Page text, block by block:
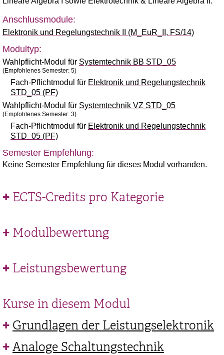
Anschlussmodule:
Elektronik und Regelungstechnik II (M_EuR_II, FS/14)
Modultyp:
Wahlpflicht-Modul für Systemtechnik BB STD_05
(Empfohlenes Semester: 5)
Fach-Pflichtmodul für Elektronik und Regelungstechnik
STD_05 (PF)
Wahlpflicht-Modul für Systemtechnik VZ STD_05
(Empfohlenes Semester: 3)
Fach-Pflichtmodul für Elektronik und Regelungstechnik
STD_05 (PF)
Semester Empfehlung:
Keine Semester Empfehlung für dieses Modul vorhanden.
ECTS-Credits pro Kategorie
Modulbewertung
Leistungsbewertung
Kurse in diesem Modul
Grundlagen der Leistungselektronik
Analoge Schaltungstechnik